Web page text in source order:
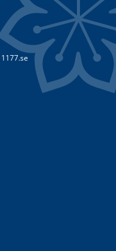
1177.se